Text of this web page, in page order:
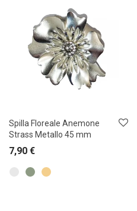
Spilla Floreale Anemone
Strass Metallo 45 mm
7,90 €